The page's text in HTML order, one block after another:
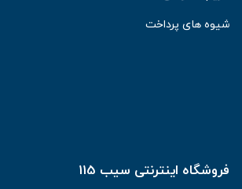
شیوه های پرداخت
فروشگاه اینترنتی سیب 115